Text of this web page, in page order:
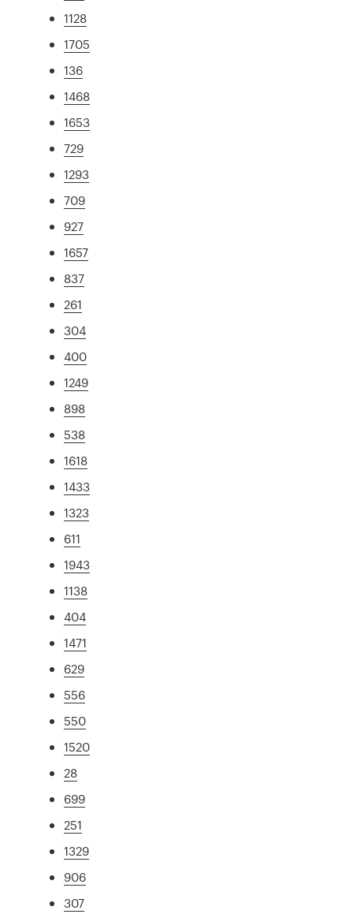
1128
1705
136
1468
1653
729
1293
709
927
1657
837
261
304
400
1249
898
538
1618
1433
1323
611
1943
1138
404
1471
629
556
550
1520
28
699
251
1329
906
307